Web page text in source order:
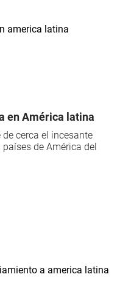
en América latina
cerca el incesante
de América del